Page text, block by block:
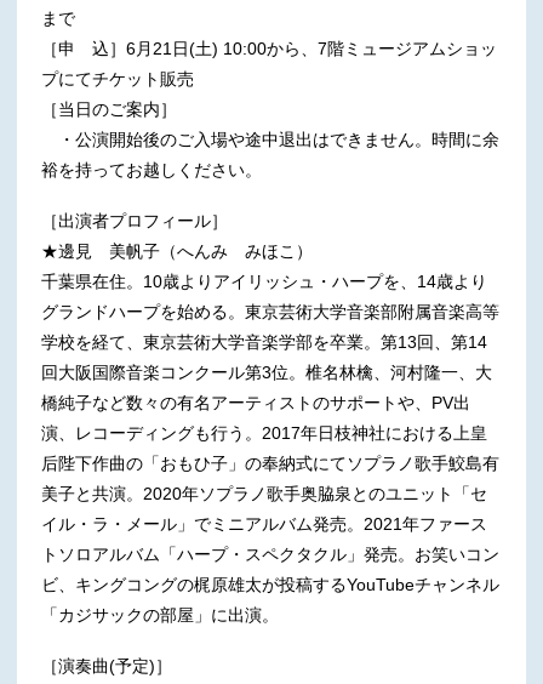
まで
［申 込］6月21日(土) 10:00から、7階ミュージアムショッ
プにてチケット販売
［当日のご案内］
・公演開始後のご入場や途中退出はできません。時間に余
裕を持ってお越しください。
［出演者プロフィール］
★邊見 美帆子（へんみ みほこ）
千葉県在住。10歳よりアイリッシュ・ハープを、14歳より
グランドハープを始める。東京芸術大学音楽部附属音楽高等
学校を経て、東京芸術大学音楽学部を卒業。第13回、第14
回大阪国際音楽コンクール第3位。椎名林檎、河村隆一、大
橋純子など数々の有名アーティストのサポートや、PV出
演、レコーディングも行う。2017年日枝神社における上皇
后陛下作曲の「おもひ子」の奉納式にてソプラノ歌手鮫島有
美子と共演。2020年ソプラノ歌手奥脇泉とのユニット「セ
イル・ラ・メール」でミニアルバム発売。2021年ファース
トソロアルバム「ハープ・スペクタクル」発売。お笑いコン
ビ、キングコングの梶原雄太が投稿するYouTubeチャンネル
「カジサックの部屋」に出演。
［演奏曲(予定)］